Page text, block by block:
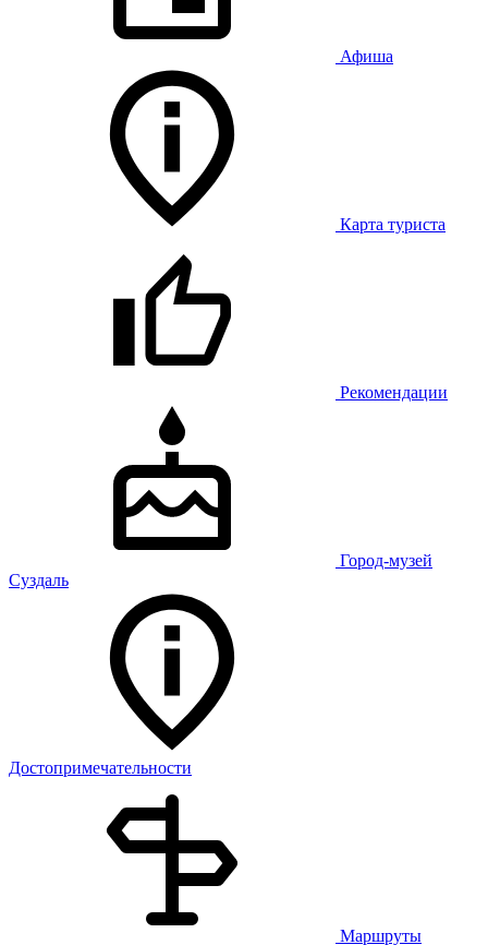
Афиша
Карта туриста
Рекомендации
Город-музей
Суздаль
Достопримечательности
Маршруты